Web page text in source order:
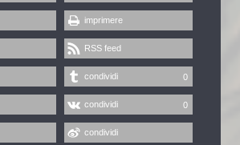
imprimere
RSS feed
condividi 0
condividi 0
condividi